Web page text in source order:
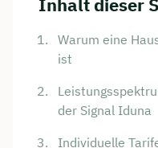
Warum eine
ist
der Signal Iduna
Individuelle